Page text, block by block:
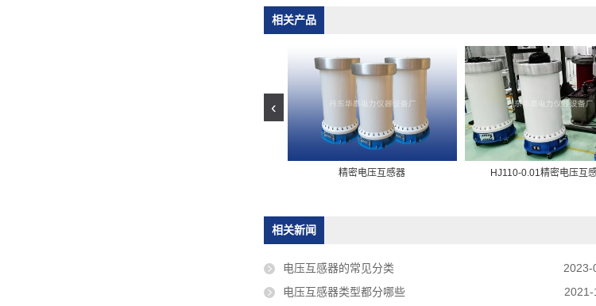
相关产品
精密电压互感器 HJ110-0.01精密电压互
‹
相关新闻
电压互感器的常见分类 2023-
电压互感器类型都分哪些
2021-